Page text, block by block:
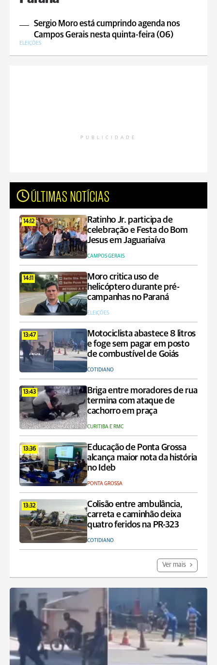
Sergio Moro está cumprindo agenda nos
Campos Gerais nesta quinta-feira (06)
ELEIÇÕES
PUBLICIDADE
ÚLTIMAS NOTÍCIAS
14:12
Ratinho Jr. participa de
celebração e Festa do Bom
Jesus em Jaguariaíva
CAMPOS GERAIS
14:11
Moro critica uso de
helicóptero durante pré-
campanhas no Paraná
ELEIÇÕES
13:47
Motociclista abastece 8 litros
e foge sem pagar em posto
de combustível de Goiás
COTIDIANO
13:43
Briga entre moradores de rua
termina com ataque de
cachorro em praça
CURITIBA E RMC
13:36
Educação de Ponta Grossa
alcança maior nota da história
no Ideb
PONTA GROSSA
13:32
Colisão entre ambulância,
carreta e caminhão deixa
quatro feridos na PR-323
COTIDIANO
Ver mais